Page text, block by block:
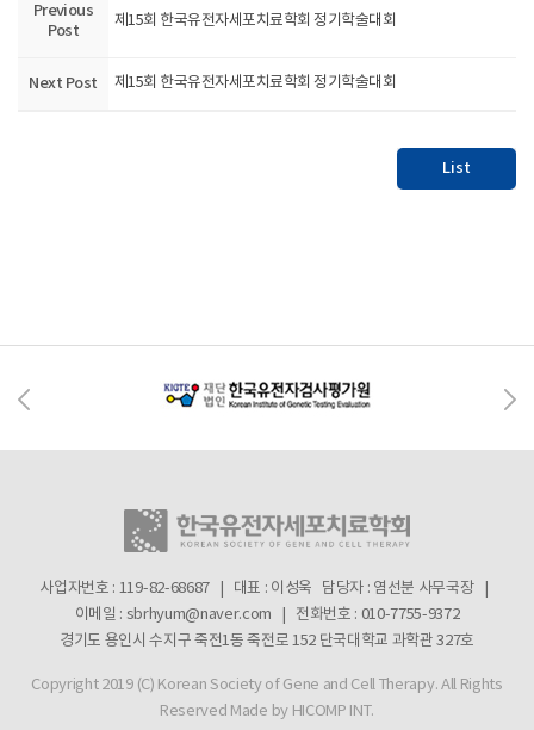
Previous
Post
제15회 한국유전자세포치료학회 정기학술대회
Next Post 제15회 한국유전자세포치료학회 정기학술대회
List
사업자번호 : 119-82-68687 | 대표 : 이성욱 담당자 : 염선분 사무국장 |
이메일 : sbrhyum@naver.com | 전화번호 : 010-7755-9372
경기도 용인시 수지구 죽전1동 죽전로 152 단국대학교 과학관 327호
Copyright 2019 (C) Korean Society of Gene and Cell Therapy. All Rights
Reserved Made by HICOMP INT.